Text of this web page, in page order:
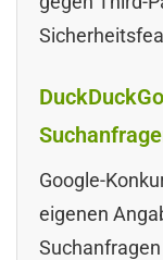
Google-
eigenen